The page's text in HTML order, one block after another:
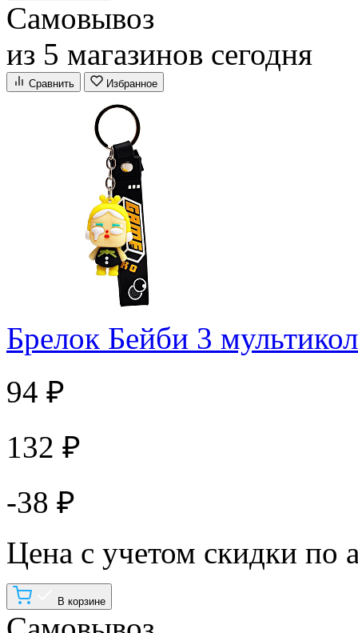
Самовывоз
из 5 магазинов сегодня
Сравнить Избранное
Брелок Бейби 3
94 ₽
132 ₽
-38 ₽
Цена с учетом скидки по
В корзине